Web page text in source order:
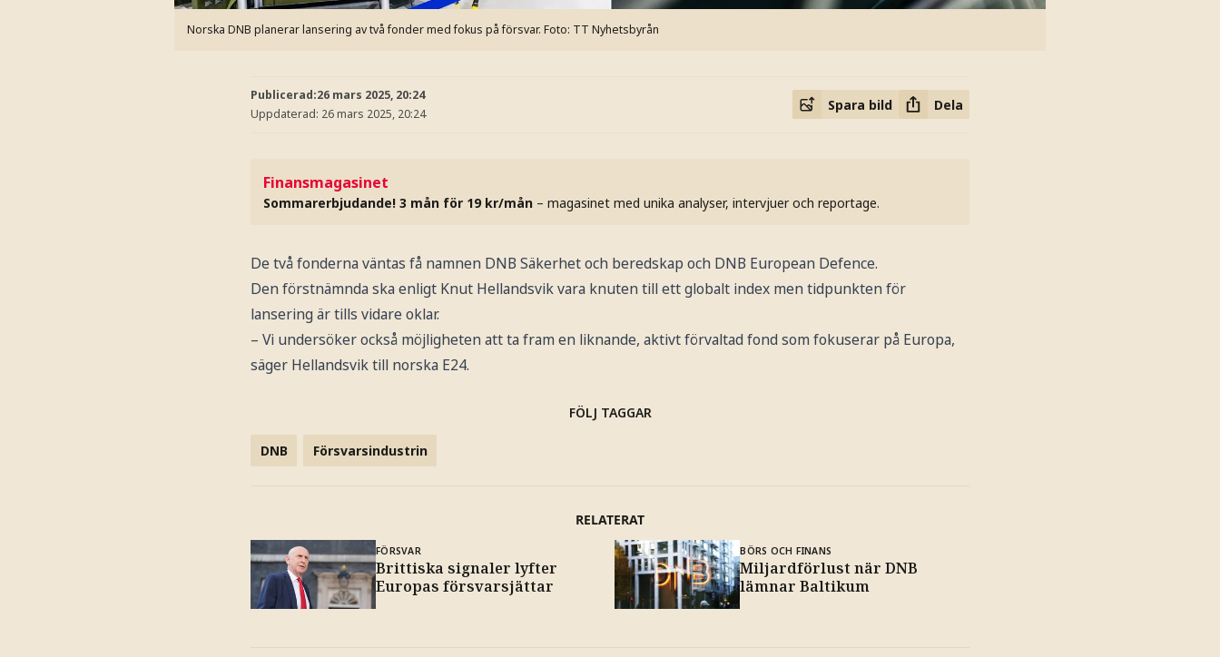
Norska DNB planerar lansering av två fonder med fokus på försvar. Foto: TT Nyhetsbyrån
Publicerad:26 mars 2025, 20:24
Uppdaterad: 26 mars 2025, 20:24
Spara bild Dela
Finansmagasinet
Sommarerbjudande! 3 mån för 19 kr/mån – magasinet med unika analyser, intervjuer och reportage.
De två fonderna väntas få namnen DNB Säkerhet och beredskap och DNB European Defence.
Den förstnämnda ska enligt Knut Hellandsvik vara knuten till ett globalt index men tidpunkten för
lansering är tills vidare oklar.
– Vi undersöker också möjligheten att ta fram en liknande, aktivt förvaltad fond som fokuserar på Europa,
säger Hellandsvik till norska E24.
FÖLJ TAGGAR
DNB Försvarsindustrin
RELATERAT
FÖRSVAR
Brittiska signaler lyfter
Europas försvarsjättar
BÖRS OCH FINANS
Miljardförlust när DNB
lämnar Baltikum